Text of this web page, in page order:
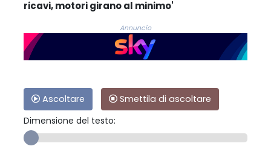
ricavi, motori girano al minimo'
Annuncio
Ascoltare
Smettila di ascoltare
Dimensione del testo: